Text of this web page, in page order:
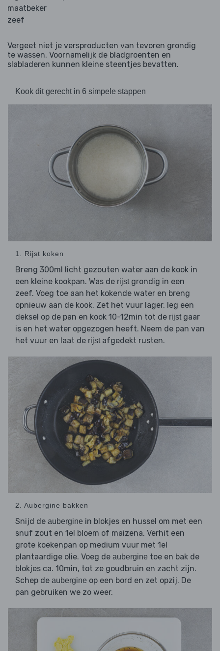
maatbeker
zeef
Vergeet niet je versproducten van tevoren grondig
te wassen. Voornamelijk de bladgroenten en
slabladeren kunnen kleine steentjes bevatten.
Kook dit gerecht in 6 simpele stappen
1. Rijst koken
Breng 300ml licht gezouten water aan de kook in
een kleine kookpan. Was de rijst grondig in een
zeef. Voeg toe aan het kokende water en breng
opnieuw aan de kook. Zet het vuur lager, leg een
deksel op de pan en kook 10-12min tot de rijst gaar
is en het water opgezogen heeft. Neem de pan van
het vuur en laat de rijst afgedekt rusten.
2. Aubergine bakken
Snijd de aubergine in blokjes en hussel om met een
snuf zout en 1el bloem of maizena. Verhit een
grote koekenpan op medium vuur met 1el
plantaardige olie. Voeg de aubergine toe en bak de
blokjes ca. 10min, tot ze goudbruin en zacht zijn.
Schep de aubergine op een bord en zet opzij. De
pan gebruiken we zo weer.